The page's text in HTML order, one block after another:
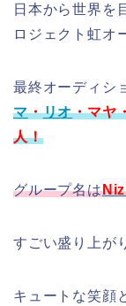
日本から世界を
ロジェクト虹オ
最終オーディシ
マ・リオ・マヤ
人！
グループ名は
すごい盛り上が
キュートな笑顔